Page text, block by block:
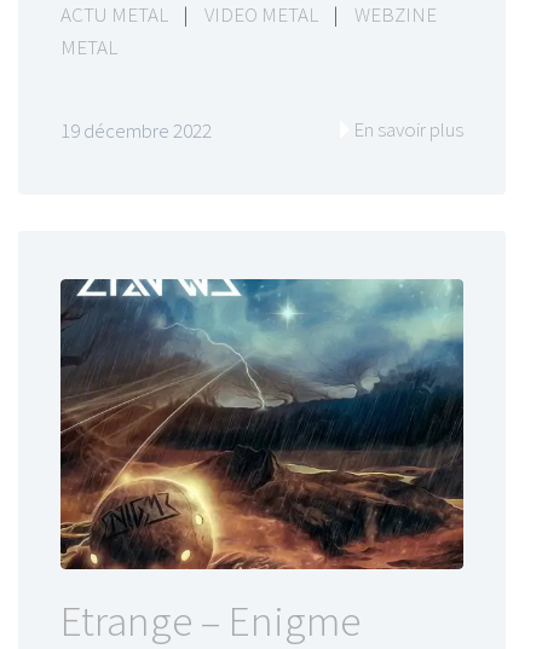
ACTU METAL | VIDEO METAL |
WEBZINE
METAL
19 décembre 2022 En savoir plus
Etrange – Enigme